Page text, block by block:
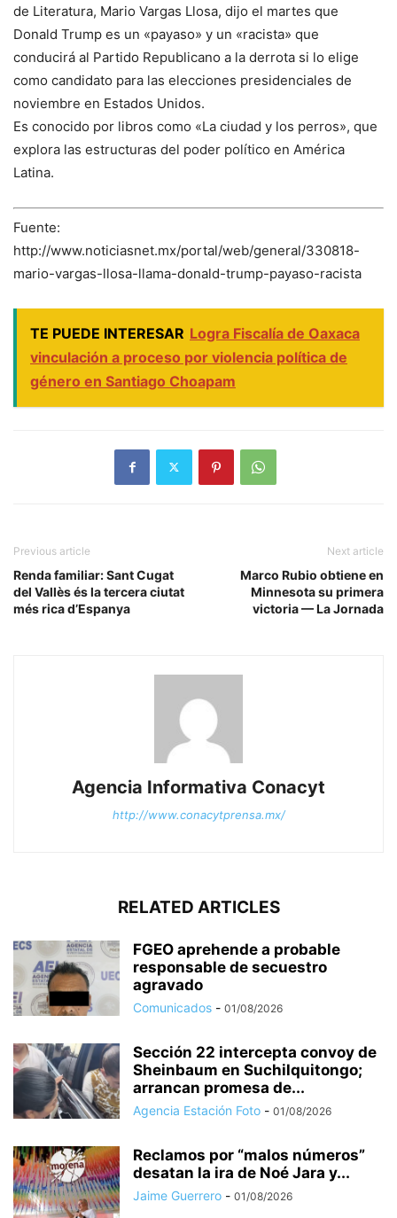
de Literatura, Mario Vargas Llosa, dijo el martes que
Donald Trump es un «payaso» y un «racista» que
conducirá al Partido Republicano a la derrota si lo elige
como candidato para las elecciones presidenciales de
noviembre en Estados Unidos.
Es conocido por libros como «La ciudad y los perros», que
explora las estructuras del poder político en América
Latina.
Fuente:
http://www.noticiasnet.mx/portal/web/general/330818-
mario-vargas-llosa-llama-donald-trump-payaso-racista
TE PUEDE INTERESAR Logra Fiscalía de Oaxaca
vinculación a proceso por violencia política de
género en Santiago Choapam
Previous article
Renda familiar: Sant Cugat
del Vallès és la tercera ciutat
més rica d’Espanya
Next article
Marco Rubio obtiene en
Minnesota su primera
victoria — La Jornada
Agencia Informativa Conacyt
http://www.conacytprensa.mx/
RELATED ARTICLES
FGEO aprehende a probable
responsable de secuestro
agravado
Comunicados - 01/08/2026
Sección 22 intercepta convoy de
Sheinbaum en Suchilquitongo;
arrancan promesa de...
Agencia Estación Foto - 01/08/2026
Reclamos por “malos números”
desatan la ira de Noé Jara y...
Jaime Guerrero - 01/08/2026